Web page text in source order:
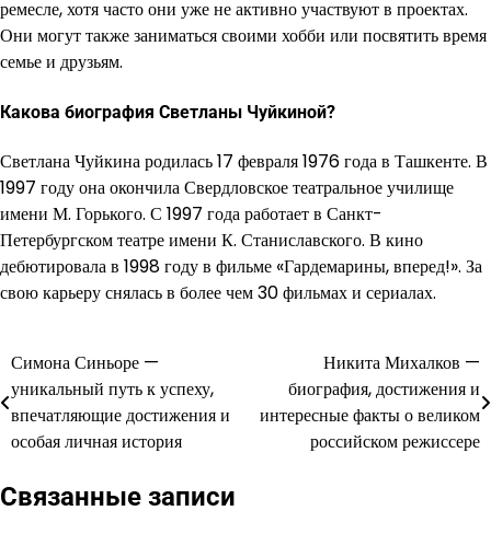
ремесле, хотя часто они уже не активно участвуют в проектах.
Они могут также заниматься своими хобби или посвятить время
семье и друзьям.
Какова биография Светланы Чуйкиной?
Светлана Чуйкина родилась 17 февраля 1976 года в Ташкенте. В
1997 году она окончила Свердловское театральное училище
имени М. Горького. С 1997 года работает в Санкт-
Петербургском театре имени К. Станиславского. В кино
дебютировала в 1998 году в фильме «Гардемарины, вперед!». За
свою карьеру снялась в более чем 30 фильмах и сериалах.
Навигация
по
записям
Симона Синьоре —
уникальный путь к успеху,
впечатляющие достижения и
особая личная история
Никита Михалков —
биография, достижения и
интересные факты о великом
российском режиссере
Связанные записи